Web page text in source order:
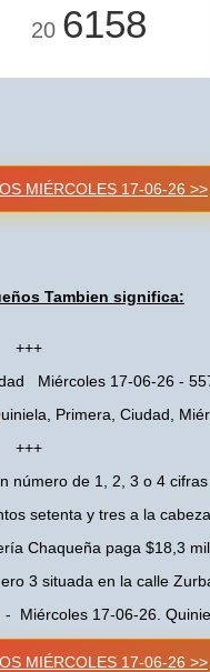
20 6158
MIÉRCOLES 17-06-26 >>
Tambien significa:
+++
Miércoles 17-06-26 -
Primera, Ciudad,
+++
de 1, 2, 3 o 4
setenta y tres a la
Chaqueña paga $18,3
3 situada en la calle
- Miércoles 17-06-26.
MIÉRCOLES 17-06-26 >>